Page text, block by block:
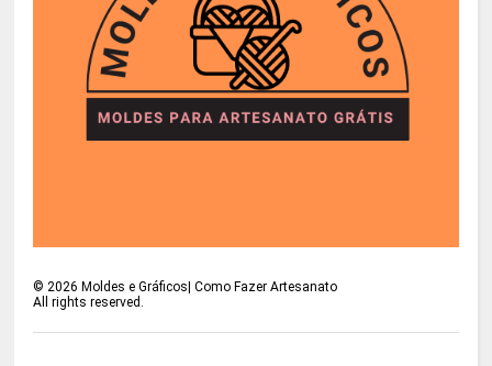
© 2026 Moldes e Gráficos| Como Fazer Artesanato
All rights reserved.